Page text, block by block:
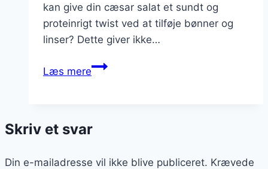
kan give din cæsar salat et sundt og
proteinrigt twist ved at tilføje bønner og
linser? Dette giver ikke…
Læs mereCæsar
og
En
Skriv et svar
Din e-mailadresse vil ikke blive publiceret. Krævede